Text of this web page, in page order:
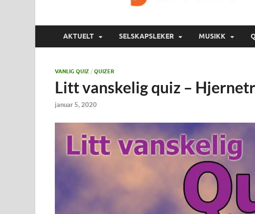
AKTUELT SELSKAPSLEKER MUSIKK
VANLIG QUIZ / QUIZER
Litt vanskelig quiz –
januar 5, 2020